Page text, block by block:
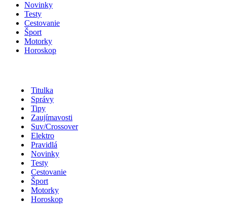
Novinky
Testy
Cestovanie
Šport
Motorky
Horoskop
Titulka
Správy
Tipy
Zaujímavosti
Suv/Crossover
Elektro
Pravidlá
Novinky
Testy
Cestovanie
Šport
Motorky
Horoskop